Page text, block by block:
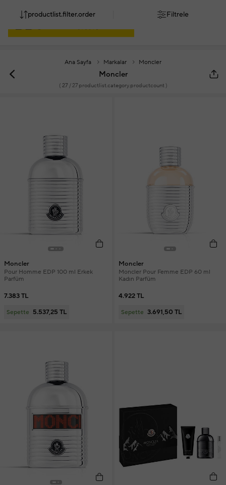
Ana Sayfa Markalar Moncler
Moncler
( 27 / 27 productlist.category.productcount )
productlist.filter.order Filtrele
Moncler
Pour Homme EDP 100 ml Erkek
Parfüm
7.383 TL
Sepette 5.537,25 TL
Moncler
Moncler Pour Femme EDP 60 ml
Kadın Parfüm
4.922 TL
Sepette 3.691,50 TL